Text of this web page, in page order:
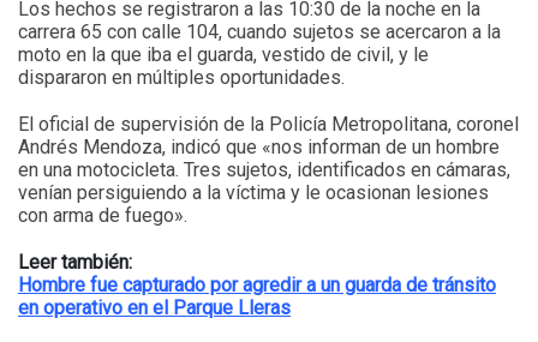
Los hechos se registraron a las 10:30 de la noche en la
carrera 65 con calle 104, cuando sujetos se acercaron a la
moto en la que iba el guarda, vestido de civil, y le
dispararon en múltiples oportunidades.
El oficial de supervisión de la Policía Metropolitana, coronel
Andrés Mendoza, indicó que «nos informan de un hombre
en una motocicleta. Tres sujetos, identificados en cámaras,
venían persiguiendo a la víctima y le ocasionan lesiones
con arma de fuego».
Leer también:
Hombre fue capturado por agredir a un guarda de tránsito
en operativo en el Parque Lleras